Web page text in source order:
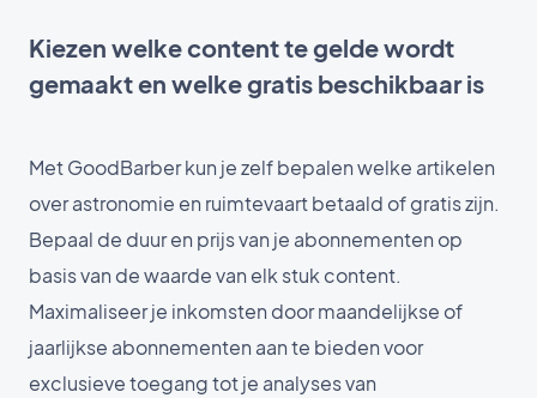
Kiezen welke content te gelde wordt
gemaakt en welke gratis beschikbaar is
Met GoodBarber kun je zelf bepalen welke artikelen
over astronomie en ruimtevaart betaald of gratis zijn.
Bepaal de duur en prijs van je abonnementen op
basis van de waarde van elk stuk content.
Maximaliseer je inkomsten door maandelijkse of
jaarlijkse abonnementen aan te bieden voor
exclusieve toegang tot je analyses van